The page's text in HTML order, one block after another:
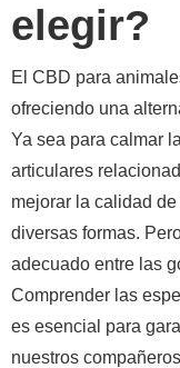
elegir?
El CBD para
ofreciendo una
Ya sea para calmar
articulares
mejorar la calidad
diversas formas.
adecuado entre las
Comprender las
es esencial para
nuestros